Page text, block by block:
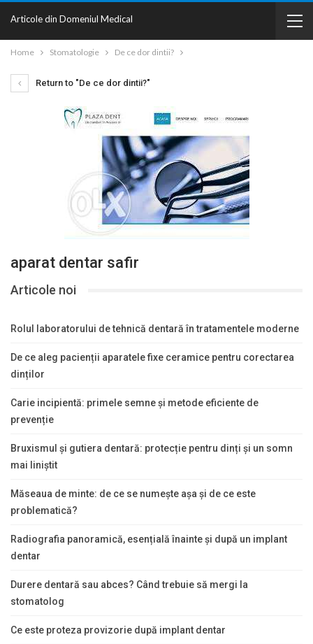
Articole din Domeniul Medical
Home Stomatologie De ce dor dintii?
Return to "De ce dor dintii?"
aparat dentar safir
Articole noi
Rolul laboratorului de tehnică dentară în tratamentele moderne
De ce aleg pacienții aparatele fixe ceramice pentru corectarea
dinților
Carie incipientă: primele semne și metode eficiente de
prevenție
Bruxismul și gutiera dentară: protecție pentru dinți și un somn
mai liniștit
Măseaua de minte: de ce se numește așa și de ce este
problematică?
Radiografia panoramică, esențială înainte și după un implant
dentar
Durere dentară sau abces? Când trebuie să mergi la
stomatolog
Ce este proteza provizorie după implant dentar